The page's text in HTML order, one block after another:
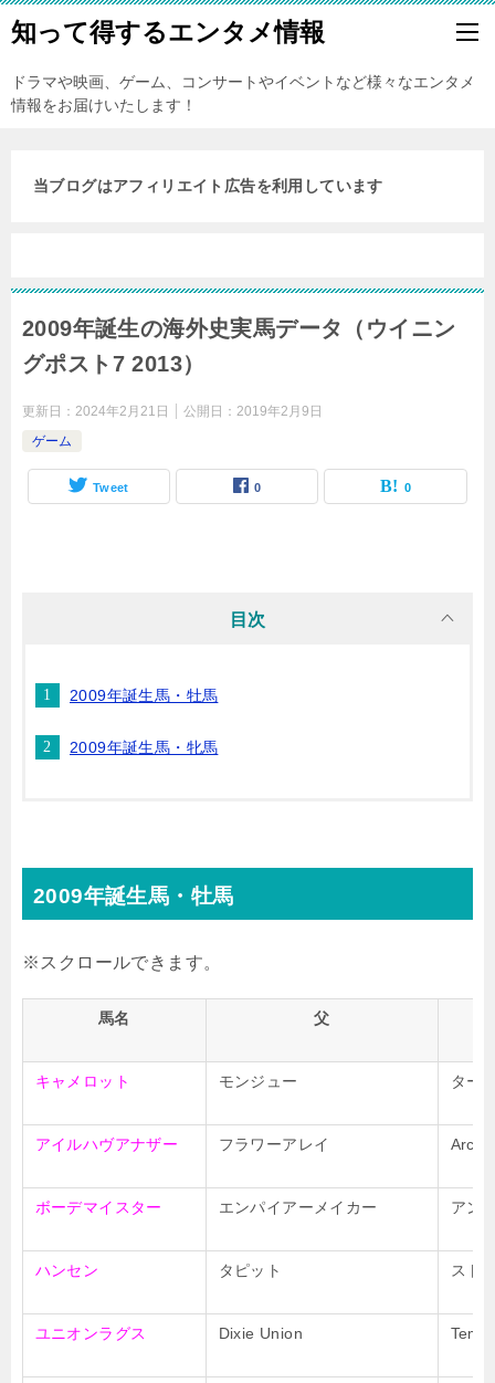
知って得するエンタメ情報
ドラマや映画、ゲーム、コンサートやイベントなど様々なエンタメ
情報をお届けいたします！
当ブログはアフィリエイト広告を利用しています
2009年誕生の海外史実馬データ（ウイニン
グポスト7 2013）
更新日： 2024年2月21日 公開日： 2019年2月9日
ゲーム
Tweet 0 0
目次
2009年誕生馬・牡馬
2009年誕生馬・牝馬
2009年誕生馬・牡馬
馬名 父
キャメロット モンジュー ター
アイルハヴアナザー フラワーアレイ
ボーデマイスター エンパイアーメイカー アン
ハンセン タピット スト
ユニオンラグス Dixie Union